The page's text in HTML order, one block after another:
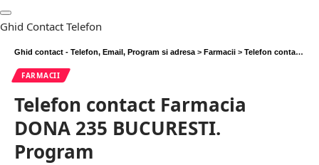
Ghid Contact Telefon
Ghid contact - Telefon, Email, Program si adresa > Farmacii > Telefon contact Farmacia DONA 235 BUCURESTI. Program
FARMACII
Telefon contact Farmacia
DONA 235 BUCURESTI.
Program